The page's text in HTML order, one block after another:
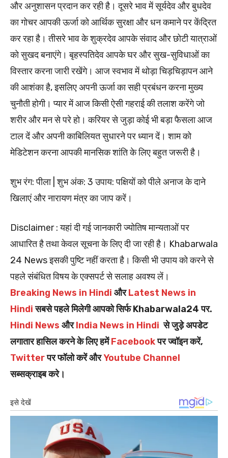
और अनुशासन प्रदान कर रही है। दूसरे भाव में सूर्यदेव और बुधदेव
का गोचर आपकी ऊर्जा को आर्थिक सुरक्षा और धन कमाने पर केंद्रित
कर रहा है। तीसरे भाव के शुक्रदेव आपके संवाद और छोटी यात्राओं
को सुखद बनाएंगे। बृहस्पतिदेव आपके घर और सुख-सुविधाओं का
विस्तार करना जारी रखेंगे। आज स्वभाव में थोड़ा चिड़चिड़ापन आने
की आशंका है, इसलिए अपनी ऊर्जा का सही प्रबंधन करना मुख्य
चुनौती होगी। प्यार में आज किसी ऐसी गहराई की तलाश करेंगे जो
शरीर और मन से परे हो। करियर से जुड़ा कोई भी बड़ा फैसला आज
टाल दें और अपनी काबिलियत सुधारने पर ध्यान दें। शाम को
मेडिटेशन करना आपकी मानसिक शांति के लिए बहुत जरूरी है।
शुभ रंग: पीला | शुभ अंक: 3 उपाय: पक्षियों को पीले अनाज के दाने
खिलाएं और नारायण मंत्र का जाप करें।
Disclaimer : यहां दी गई जानकारी ज्योतिष मान्यताओं पर
आधारित है तथा केवल सूचना के लिए दी जा रही है। Khabarwala
24 News इसकी पुष्टि नहीं करता है। किसी भी उपाय को करने से
पहले संबंधित विषय के एक्सपर्ट से सलाह अवश्य लें।
Breaking News in Hindi औरLatest News in
Hindiसबसे पहले मिलेगी आपको सिर्फ Khabarwala24 पर.
Hindi News औरIndia News in Hindi से जुड़े अपडेट
लगातार हासिल करने के लिए हमेंFacebookपर ज्वॉइन करें,
Twitterपर फॉलो करें औरYoutube Channel
सब्सक्राइब करे।